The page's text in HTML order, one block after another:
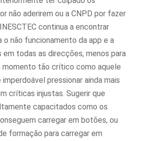
não aderirem ou a CNPD por fazer
continua a encontrar
o não funcionamento da app e a
em todas as direcções, menos para
momento tão crítico como aquele
pressionar ainda mais
críticas injustas. Sugerir que
capacitados como os
carregar em botões, ou
formação para carregar em